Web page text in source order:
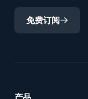
免费订阅